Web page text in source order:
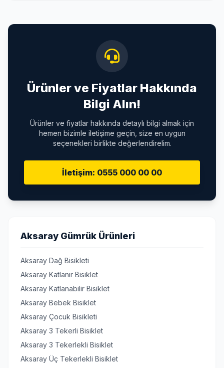
Ürünler ve Fiyatlar Hakkında
Bilgi Alın!
Ürünler ve fiyatlar hakkında detaylı bilgi almak için
hemen bizimle iletişime geçin, size en uygun
seçenekleri birlikte değerlendirelim.
İletişim: 0555 000 00 00
Aksaray Gümrük Ürünleri
Aksaray Dağ Bisikleti
Aksaray Katlanır Bisiklet
Aksaray Katlanabilir Bisiklet
Aksaray Bebek Bisiklet
Aksaray Çocuk Bisikleti
Aksaray 3 Tekerli Bisiklet
Aksaray 3 Tekerlekli Bisiklet
Aksaray Üç Tekerlekli Bisiklet